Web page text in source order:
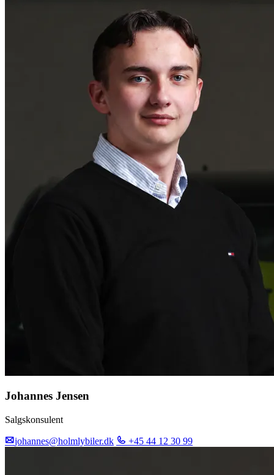
Johannes Jensen
Salgskonsulent
johannes@holmlybiler.dk +45 44 12 30 99